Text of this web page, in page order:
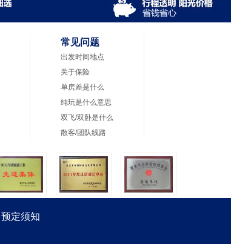
常见问题
出发时间地点
关于保险
单房差是什么
纯玩是什么意思
双飞/双卧是什么
散客/团队线路
预定须知